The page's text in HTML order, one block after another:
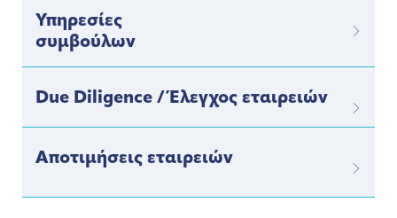
Υπηρεσίες
συμβούλων
Due Diligence / Έλεγχος εταιρειών
Αποτιμήσεις εταιρειών